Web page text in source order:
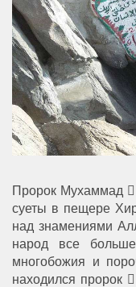
Пророк Мухаммад 
суеты в пещере
над знамениями
народ все
многобожия и
находился пророк